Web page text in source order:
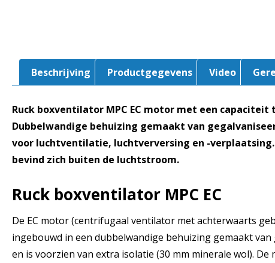
Beschrijving Productgegevens Video
Ruck boxventilator MPC EC motor met een capaciteit
Dubbelwandige behuizing gemaakt van
voor luchtventilatie, luchtverversing en -
bevind zich buiten de luchtstroom.
Ruck boxventilator MPC EC
De EC motor (centrifugaal ventilator met achterwaarts
ingebouwd in een dubbelwandige behuizing gemaakt
en is voorzien van extra isolatie (30 mm minerale wol).